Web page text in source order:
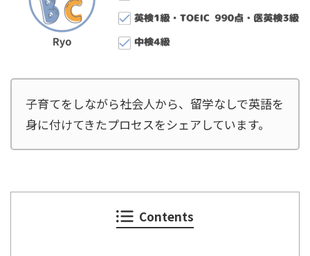
子育てをしながら社会人から、留学なしで英語を
身に付けてきたプロセスをシェアしています。
Contents